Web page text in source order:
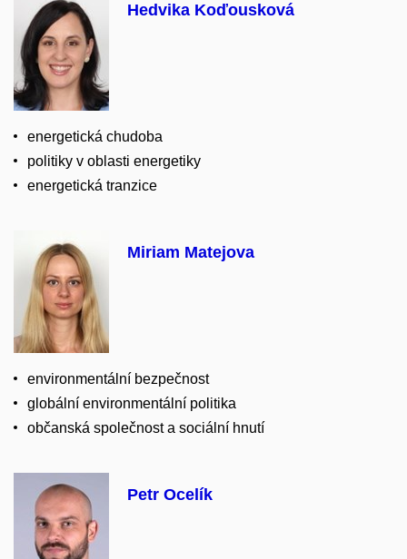
Hedvika Koďousková
energetická chudoba
politiky v oblasti energetiky
energetická tranzice
Miriam Matejova
environmentální bezpečnost
globální environmentální politika
občanská společnost a sociální hnutí
Petr Ocelík